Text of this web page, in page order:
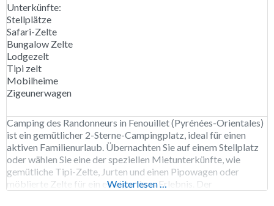
Unterkünfte:
Stellplätze
Safari-Zelte
Bungalow Zelte
Lodgezelt
Tipi zelt
Mobilheime
Zigeunerwagen
Camping des Randonneurs in Fenouillet (Pyrénées-Orientales)
ist ein gemütlicher 2-Sterne-Campingplatz, ideal für einen
aktiven Familienurlaub. Übernachten Sie auf einem Stellplatz
oder wählen Sie eine der speziellen Mietunterkünfte, wie
gemütliche Tipi-Zelte, Jurten und einen Pipowagen oder
möblierte Zelte für ein einzigartiges Erlebnis. Der
Weiterlesen …